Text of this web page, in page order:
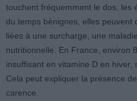
touchent fréquemment le dos, les
du temps bénignes, elles peuvent
liées à une surcharge, une
nutritionnelle. En France, environ
insuffisant en vitamine D en hiver,
Cela peut expliquer la présence
carence.